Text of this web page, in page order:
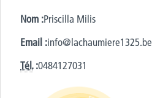
Nom :Priscilla Milis
Email :info@lachaumiere1325.be
Tél.:0484127031